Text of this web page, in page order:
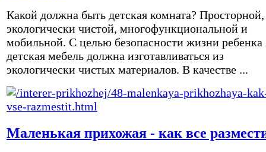
Какой должна быть детская комната? Просторной,
экологически чистой, многофункциональной и
мобильной. С целью безопасности жизни ребенка
детская мебель должна изготавливаться из
экологически чистых материалов. В качестве ...
Маленькая прихожая - как все